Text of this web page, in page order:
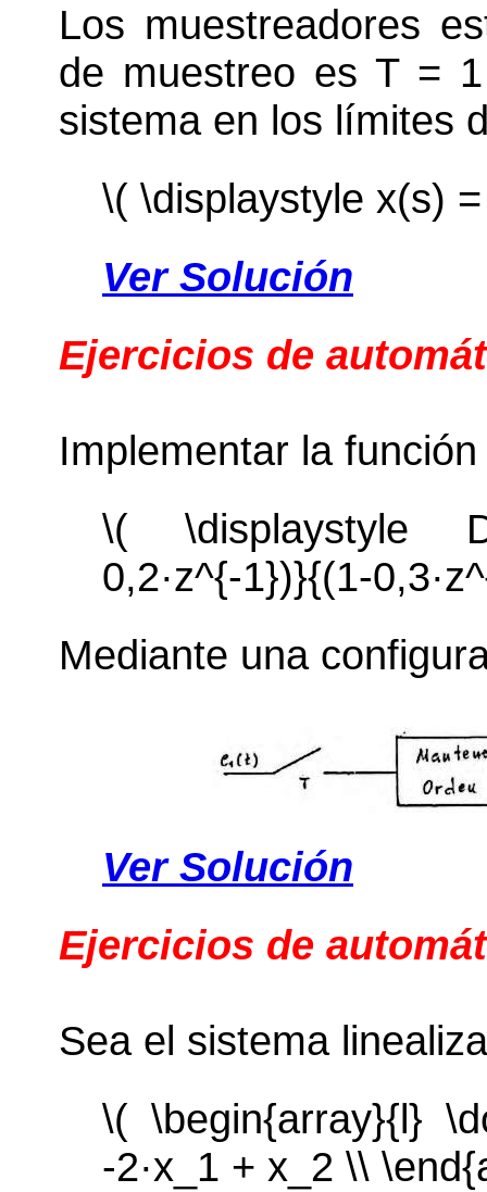
Los muestreadores
de muestreo es T =
sistema en los límites
\( \displaystyle x(s)
Ver Solución
Ejercicios de
Implementar la
\( \displaystyle
0,2·z^{-1})}{(1-
Mediante una
Ver Solución
Ejercicios de
Sea el sistema
\( \begin{array}{l}
-2·x_1 + x_2 \\